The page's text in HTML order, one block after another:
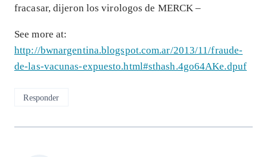
fracasar, dijeron los virologos de MERCK –
See more at:
http://bwnargentina.blogspot.com.ar/2013/11/fraude-
de-las-vacunas-expuesto.html#sthash.4go64AKe.dpuf
Responder